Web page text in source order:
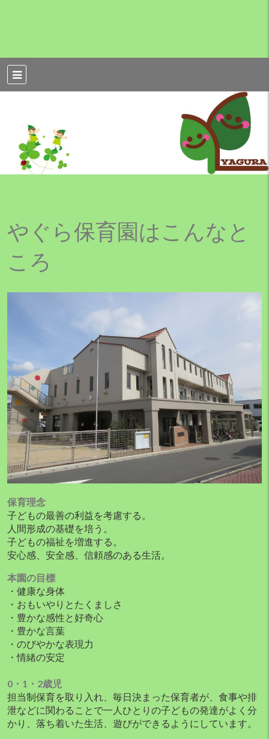
やぐら保育園
やぐら保育園はこんなと
ころ
保育理念
子どもの最善の利益を考慮する。
人間形成の基礎を培う。
子どもの福祉を増進する。
安心感、安全感、信頼感のある生活。
本園の目標
・健康な身体
・おもいやりとたくましさ
・豊かな感性と好奇心
・豊かな言葉
・のびやかな表現力
・情緒の安定
0・1・2歳児
担当制保育を取り入れ、毎日決まった保育者が、食事や排
泄などに関わることで一人ひとりの子どもの発達がよく分
かり、落ち着いた生活、遊びができるようにしています。